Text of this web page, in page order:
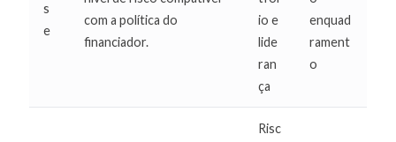
s
e
com a política do
financiador.
io e
lide
ran
ça
enquad
rament
o
Risc